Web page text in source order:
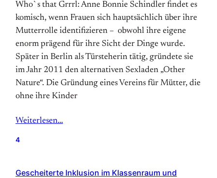
Who`s that Grrrl: Anne Bonnie Schindler findet es
komisch, wenn Frauen sich hauptsächlich über ihre
Mutterrolle identifizieren – obwohl ihre eigene
enorm prägend für ihre Sicht der Dinge wurde.
Später in Berlin als Türsteherin tätig, gründete sie
im Jahr 2011 den alternativen Sexladen „Other
Nature“. Die Gründung eines Vereins für Mütter, die
ohne ihre Kinder
Weiterlesen…
4
Gescheiterte Inklusion im Klassenraum und